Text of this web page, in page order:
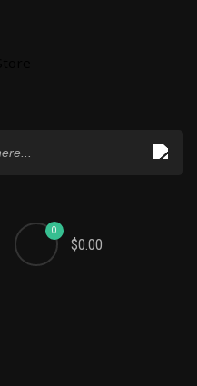
0
$0.00